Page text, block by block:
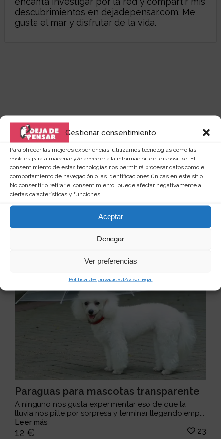
Gestionar consentimiento
Para ofrecer las mejores experiencias, utilizamos tecnologías como las
cookies para almacenar y/o acceder a la información del dispositivo. El
consentimiento de estas tecnologías nos permitirá procesar datos como el
comportamiento de navegación o las identificaciones únicas en este sitio.
No consentir o retirar el consentimiento, puede afectar negativamente a
ciertas características y funciones.
Aceptar
Denegar
Ver preferencias
Política de privacidadAviso legal
descubrimientos en dejadepensar.com. Me
gusta el mar y disfrutar de la vida.
Quizás te puede interesar...
Paraguas para mascotas transparente
A ninguno nos gusta experimentar eso de que la
lluvia nos pille por sorpresa y terminar llegando emp...
Leer más
12 € 23